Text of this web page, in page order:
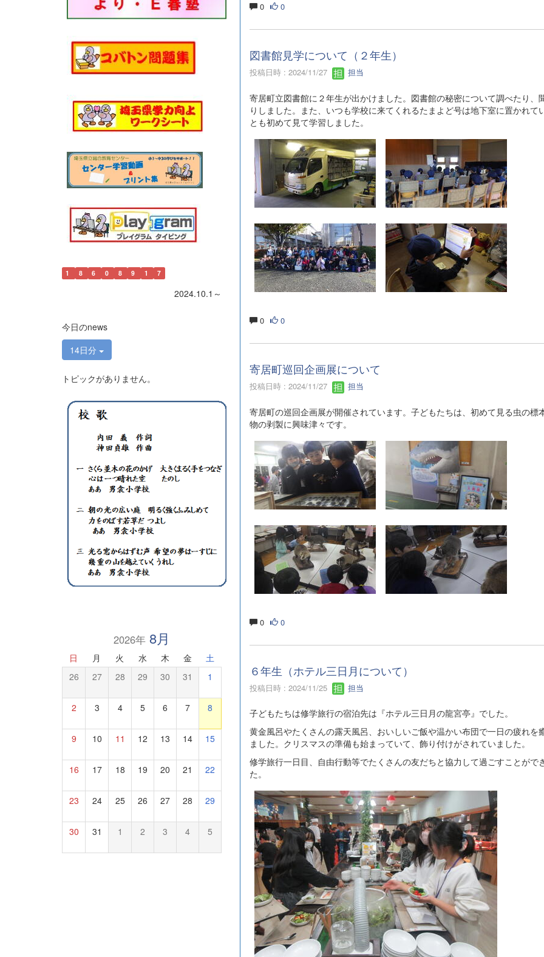
0 0
図書館見学について（２年生）
投稿日時 : 2024/11/27 担当
寄居町立図書館に２年生が出かけました。図書館の秘密について調べたり、
りしました。また、いつも学校に来てくれるたまよど号は地下室に置かれて
とも初めて見て学習しました。
0 0
寄居町巡回企画展について
投稿日時 : 2024/11/27 担当
寄居町の巡回企画展が開催されています。子どもたちは、初めて見る虫の標
物の剥製に興味津々です。
0 0
６年生（ホテル三日月について）
投稿日時 : 2024/11/25 担当
子どもたちは修学旅行の宿泊先は『ホテル三日月の龍宮亭』でした。
黄金風呂やたくさんの露天風呂、おいしいご飯や温かい布団で一日の疲れを
ました。クリスマスの準備も始まっていて、飾り付けがされていました。
修学旅行一日目、自由行動等でたくさんの友だちと協力して過ごすことがで
た。
1 8 6 0 8 9 1 7
2024.10.1～
今日のnews
14日分
トピックがありません。
2026年8月
日 月 火 水 木 金 土
26 27 28 29 30 31 1
2 3 4 5 6 7 8
9 10 11 12 13 14 15
16 17 18 19 20 21 22
23 24 25 26 27 28 29
30 31 1 2 3 4 5